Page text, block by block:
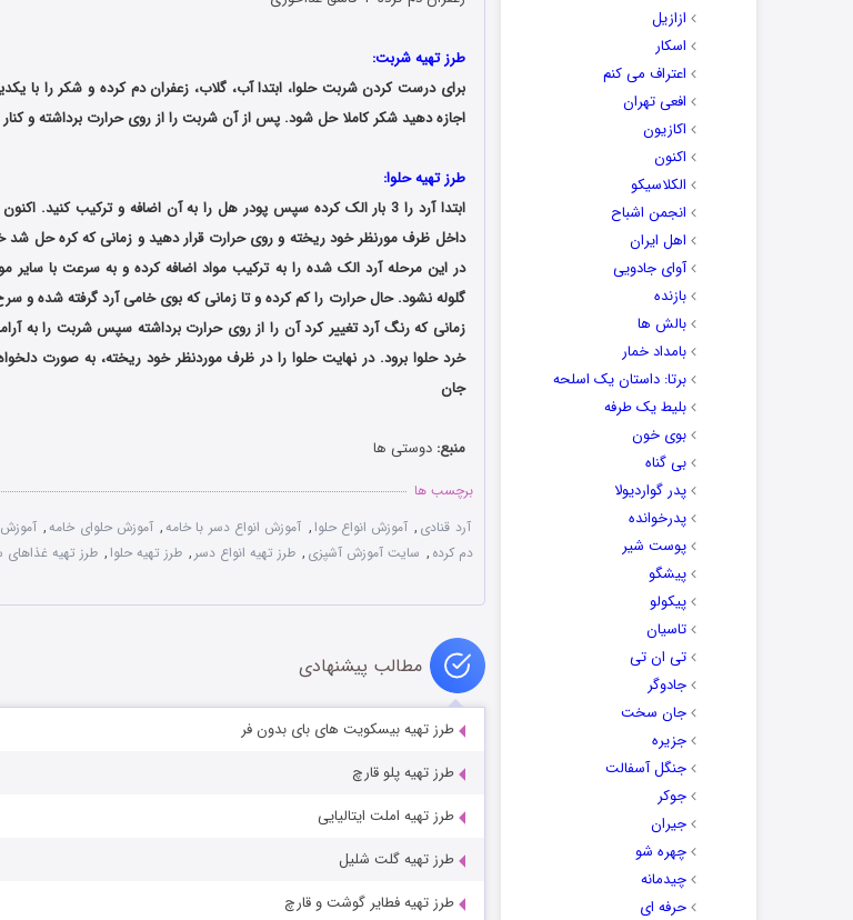
ازازیل
اسکار
اعتراف می کنم
افعی تهران
اکازیون
اکنون
الکلاسیکو
انجمن اشباح
اهل ایران
آوای جادویی
بازنده
بالش ها
بامداد خمار
برتا: داستان یک اسلحه
بلیط یک‌‌ طرفه
بوی خون
بی گناه
پدر گواردیولا
پدرخوانده
پوست شیر
پیشگو
پیکولو
تاسیان
تی ان تی
جادوگر
جان سخت
جزیره
جنگل آسفالت
جوکر
جیران
چهره شو
چیدمانه
حرفه ای
طرز تهیه شربت:
برای درست کردن شربت حلوا، ابتدا آب، گلاب، زعفران دم کرده و شکر را با
اجازه دهید شکر کاملا حل شود. پس از آن شربت را از روی حرارت برداشته و کنار
طرز تهیه حلوا:
ابتدا آرد را 3 بار الک کرده سپس پودر هل را به آن اضافه و ترکیب
داخل ظرف مورنظر خود ریخته و روی حرارت قرار دهید و زمانی که کره حل شد
در این مرحله آرد الک شده را به ترکیب مواد اضافه کرده و به سرعت با سایر
گلوله نشود. حال حرارت را کم کرده و تا زمانی که بوی خامی آرد گرفته شده و
زمانی که رنگ آرد تغییر کرد آن را از روی حرارت برداشته سپس شربت را به
خرد حلوا برود. در نهایت حلوا را در ظرف موردنظر خود ریخته، به صورت
جان
منبع: دوستی ها
برچسب ها
آرد قنادی , آموزش انواع حلوا, آموزش انواع دسر با خامه, آموزش حلوای خامه,
دم کرده , سایت آموزش آشپزی , طرز تهیه انواع دسر , طرز تهیه حلوا, طرز تهیه غذاهای
مطالب پیشنهادی
طرز تهیه بیسکویت های بای بدون فر
طرز تهیه پلو قارچ
طرز تهیه املت ایتالیایی
طرز تهیه گلت شلیل
طرز تهیه فطایر گوشت و قارچ